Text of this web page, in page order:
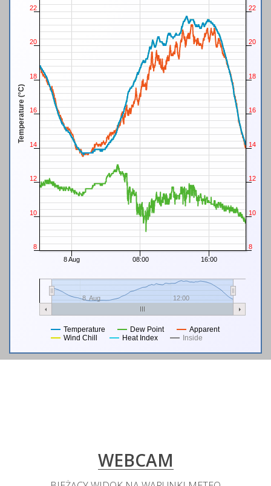
Temperature (°C)
Temperature Dew Point
Apparent
Wind Chill
Heat Index Inside
8 Aug 08:00 16:00
8. Aug 12:00
14
16
18
20
22
8
10
12
14
16
18
20
22
8
10
12
WEBCAM